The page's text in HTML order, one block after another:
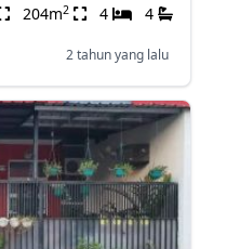
204m2 4 4
2 tahun yang lalu